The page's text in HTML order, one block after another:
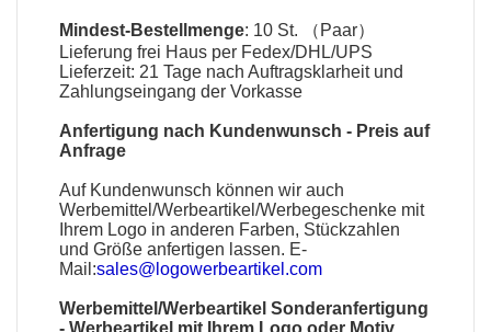
Mindest-Bestellmenge: 10 St. （Paar）
Lieferung frei Haus per Fedex/DHL/UPS
Lieferzeit: 21 Tage nach Auftragsklarheit und
Zahlungseingang der Vorkasse
Anfertigung nach Kundenwunsch - Preis auf
Anfrage
Auf Kundenwunsch können wir auch
Werbemittel/Werbeartikel/Werbegeschenke mit
Ihrem Logo in anderen Farben, Stückzahlen
und Größe anfertigen lassen. E-
Mail:sales@logowerbeartikel.com
Werbemittel/Werbeartikel Sonderanfertigung
-Werbeartikel mit Ihrem Logo oder Motiv